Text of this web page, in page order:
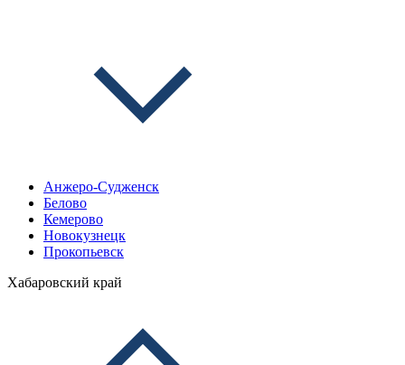
Анжеро-Судженск
Белово
Кемерово
Новокузнецк
Прокопьевск
Хабаровский край